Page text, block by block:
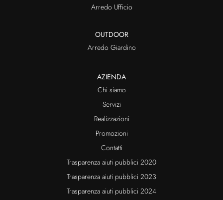
Arredo Ufficio
OUTDOOR
Arredo Giardino
AZIENDA
Chi siamo
Servizi
Realizzazioni
Promozioni
Contatti
Trasparenza aiuti pubblici 2020
Trasparenza aiuti pubblici 2023
Trasparenza aiuti pubblici 2024